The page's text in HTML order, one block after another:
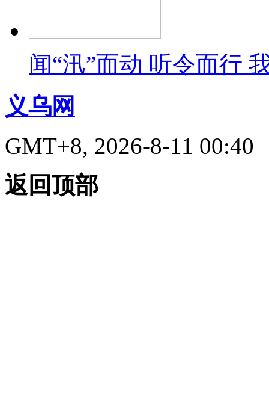
闻“汛”而动 听令而行
义乌网
GMT+8, 2026-8-11 00:40
返回顶部